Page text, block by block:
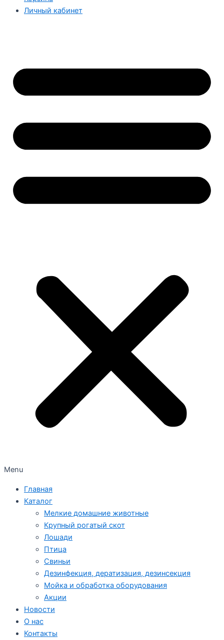
Личный кабинет
Menu
Главная
Каталог
Мелкие домашние животные
Крупный рогатый скот
Лошади
Птица
Свиньи
Дезинфекция, дератизация, дезинсекция
Мойка и обработка оборудования
Акции
Новости
О нас
Контакты